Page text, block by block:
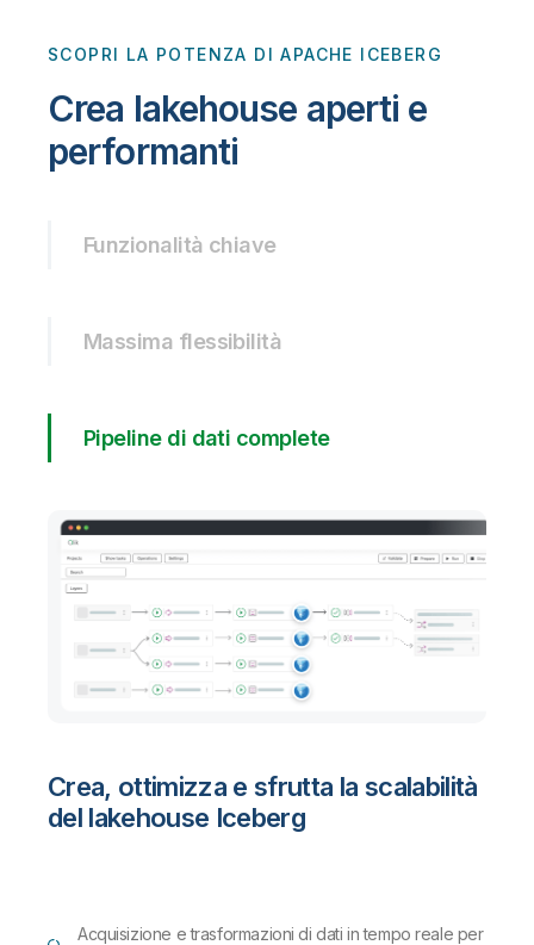
SCOPRI LA POTENZA DI APACHE ICEBERG
Crea lakehouse aperti e
performanti
Funzionalità chiave
Massima flessibilità
Pipeline di dati complete
Crea, ottimizza e sfrutta la scalabilità
del lakehouse Iceberg
Acquisizione e trasformazioni di dati in tempo reale per